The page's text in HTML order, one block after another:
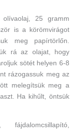
25 gramm
is a körömvirágot
meg papírtörlőn.
rá az olajat, hogy
sötét helyen 6-8
rázogassuk meg az
melegítsük meg a
Ha kihűlt, öntsük